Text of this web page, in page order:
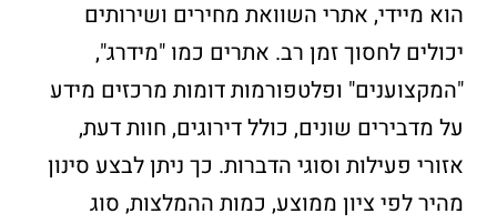
הוא מיידי, אתרי השוואת מחירים ושירותים
יכולים לחסוך זמן רב. אתרים כמו "מידרג",
"המקצוענים" ופלטפורמות דומות מרכזים מידע
על מדבירים שונים, כולל דירוגים, חוות דעת,
אזורי פעילות וסוגי הדברות. כך ניתן לבצע סינון
מהיר לפי ציון ממוצע, כמות ההמלצות, סוג